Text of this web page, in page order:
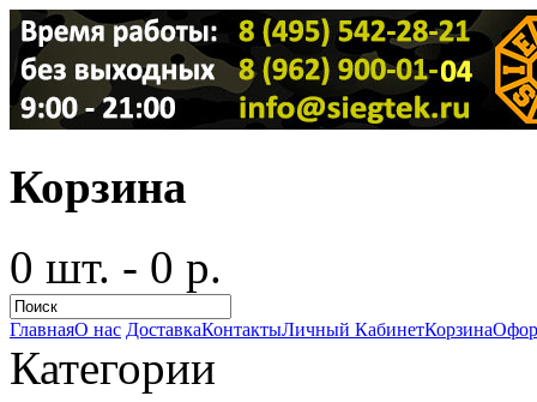
Корзина
0 шт. - 0 р.
ГлавнаяО нас ДоставкаКонтактыЛичный КабинетКорзина
Категории